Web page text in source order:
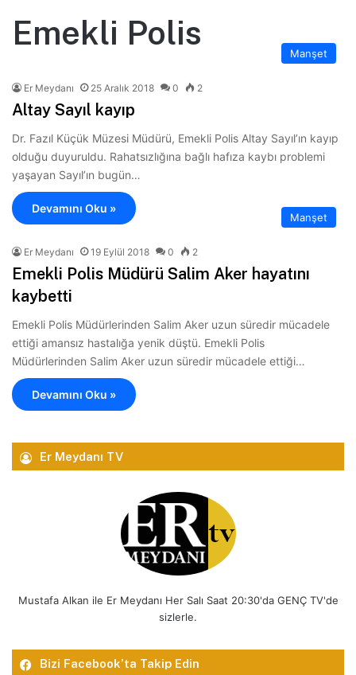
Emekli Polis
Manşet
Er Meydanı 25 Aralık 2018 0 2
Altay Sayıl kayıp
Dr. Fazıl Küçük Müzesi Müdürü, Emekli Polis Altay Sayıl’ın kayıp
olduğu duyuruldu. Rahatsızlığına bağlı hafıza kaybı problemi
yaşayan Sayıl’ın bugün…
Devamını Oku »
Manşet
Er Meydanı 19 Eylül 2018 0 2
Emekli Polis Müdürü Salim Aker hayatını
kaybetti
Emekli Polis Müdürlerinden Salim Aker uzun süredir mücadele
ettiği amansız hastalığa yenik düştü. Emekli Polis
Müdürlerinden Salim Aker uzun süredir mücadele ettiği…
Devamını Oku »
Er Meydanı TV
Mustafa Alkan ile Er Meydanı Her Salı Saat 20:30'da GENÇ TV'de
sizlerle.
Bizi Facebook’ta Takip Edin